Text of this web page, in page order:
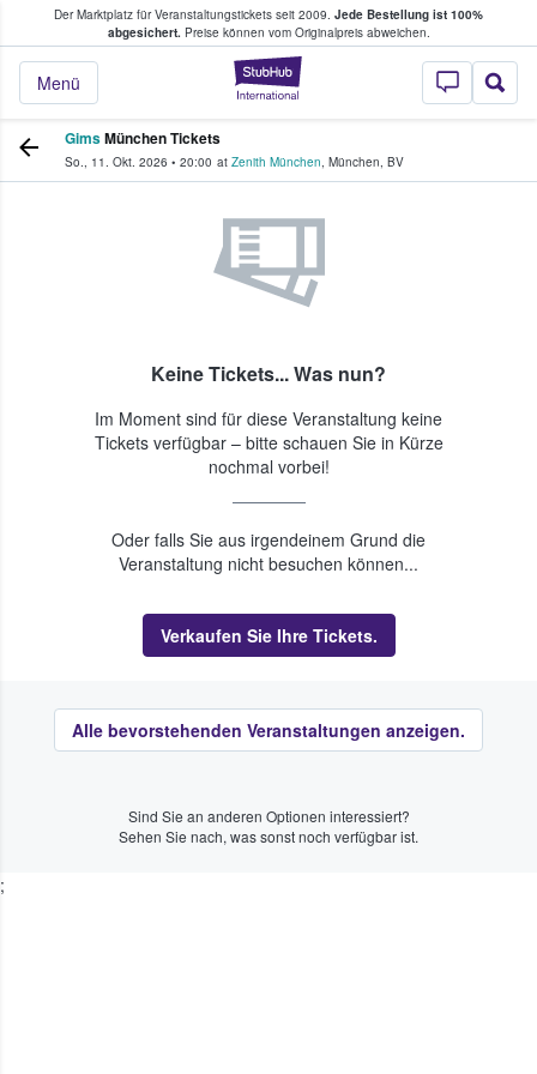
Der Marktplatz für Veranstaltungstickets seit 2009. Jede Bestellung ist 100%
abgesichert.Preise können vom Originalpreis abweichen.
StubHub - Wo
Menü
Tickets kaufen & verkaufen
GimsMünchen Tickets
So., 11. Okt. 2026 • 20:00 at Zenith München, München, BV
Keine Tickets... Was nun?
Im Moment sind für diese Veranstaltung keine
Tickets verfügbar – bitte schauen Sie in Kürze
nochmal vorbei!
Oder falls Sie aus irgendeinem Grund die
Veranstaltung nicht besuchen können...
Verkaufen Sie Ihre Tickets.
Alle bevorstehenden Veranstaltungen anzeigen.
Sind Sie an anderen Optionen interessiert?
Sehen Sie nach, was sonst noch verfügbar ist.
;